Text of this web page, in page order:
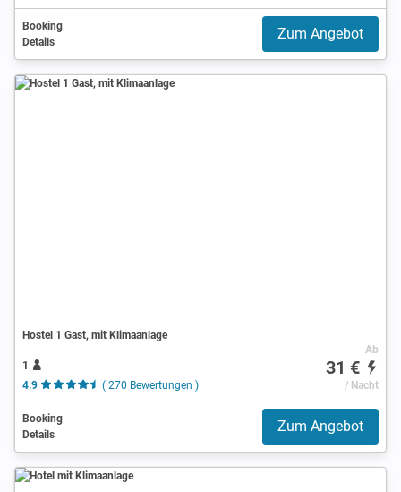
Booking
Details
Zum Angebot
Hostel 1 Gast, mit Klimaanlage
1
4.9
( 270 Bewertungen )
Ab
31 €
/ Nacht
Booking
Details
Zum Angebot